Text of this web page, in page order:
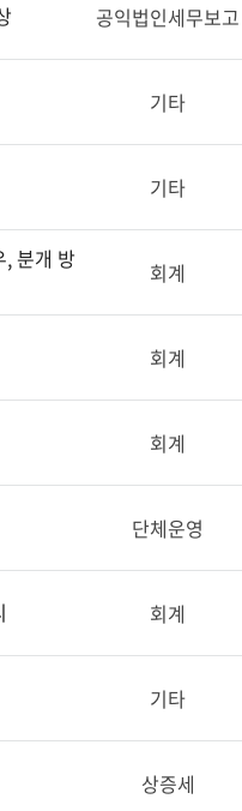
공익법인세무보고
기타
기타
분개 방
회계
회계
회계
단체운영
회계
기타
상증세